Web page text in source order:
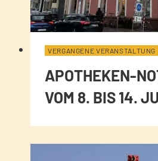
VERGANGENE VERANSTALTUNG
APOTHEKEN-
VOM 8. BIS 14.